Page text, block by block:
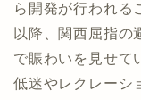
ら開発が行われる
以降、関西屈指の
で賑わいを見せて
低迷やレクレーシ